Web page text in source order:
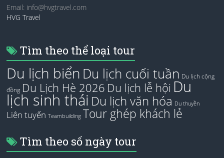
Email: info@hvgtravel.com
HVG Travel
Tìm theo thể loại tour
Du lịch biển Du lịch cuối tuần Du lịch cộng
đồng Du Lịch Hè 2026 Du lịch lễ hội Du
lịch sinh thái Du lịch văn hóa Du thuyền
Liên tuyến Teambuilding Tour ghép khách lẻ
Tìm theo số ngày tour